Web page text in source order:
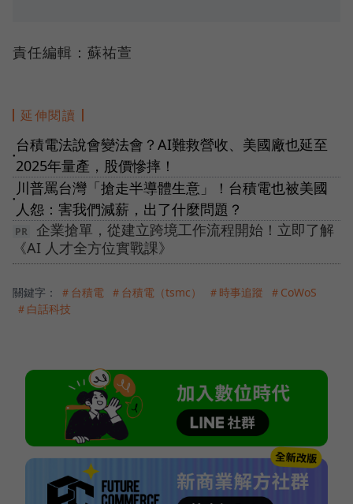
責任編輯：蘇祐萱
延伸閱讀
●
台積電法說會變法會？AI難救營收、美國廠也延至
2025年量產，股價慘摔！
●
川普罵台灣「搶走半導體生意」！台積電也被美國
人怨：害我們減薪，出了什麼問題？
企業搶單，從建立跨境工作流程開始！立即了解
《AI 人才全方位實戰課》
關鍵字： ＃台積電 ＃台積電（tsmc） ＃時事追蹤
＃CoWoS
＃白話科技